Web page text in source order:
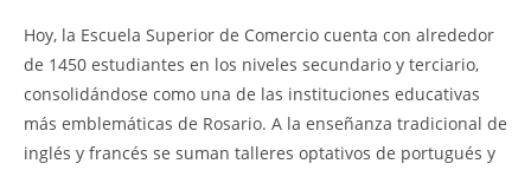
Hoy, la Escuela Superior de Comercio cuenta con alrededor
de 1450 estudiantes en los niveles secundario y terciario,
consolidándose como una de las instituciones educativas
más emblemáticas de Rosario. A la enseñanza tradicional de
inglés y francés se suman talleres optativos de portugués y